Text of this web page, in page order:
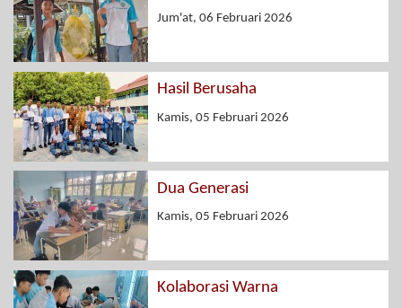
Jum'at, 06 Februari 2026
Hasil Berusaha
Kamis, 05 Februari 2026
Dua Generasi
Kamis, 05 Februari 2026
Kolaborasi Warna